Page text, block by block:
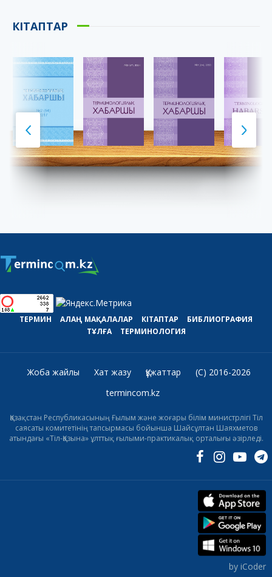
КІТАПТАР
ТЕРМИН АЛАҢ МАҚАЛАЛАР КІТАПТАР
БИБЛИОГРАФИЯ
ТҰЛҒА
ТЕРМИНОЛОГИЯ
Жоба жайлы Хат жазу Құжаттар
(C) 2016-2026
termincom.kz
Қазақстан Республикасының Ғылым және жоғары білім министрлігі Тіл
саясаты комитетінің тапсырмасы бойынша Шайсұлтан Шаяхметов
атындағы «Тіл-Қазына» ұлттық ғылыми-практикалық орталығы әзірледі.
by iCoder